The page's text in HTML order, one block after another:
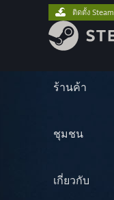
ร้านค้า
ชุมชน
เกี่ยวกับ
ติดตั้ง Steam